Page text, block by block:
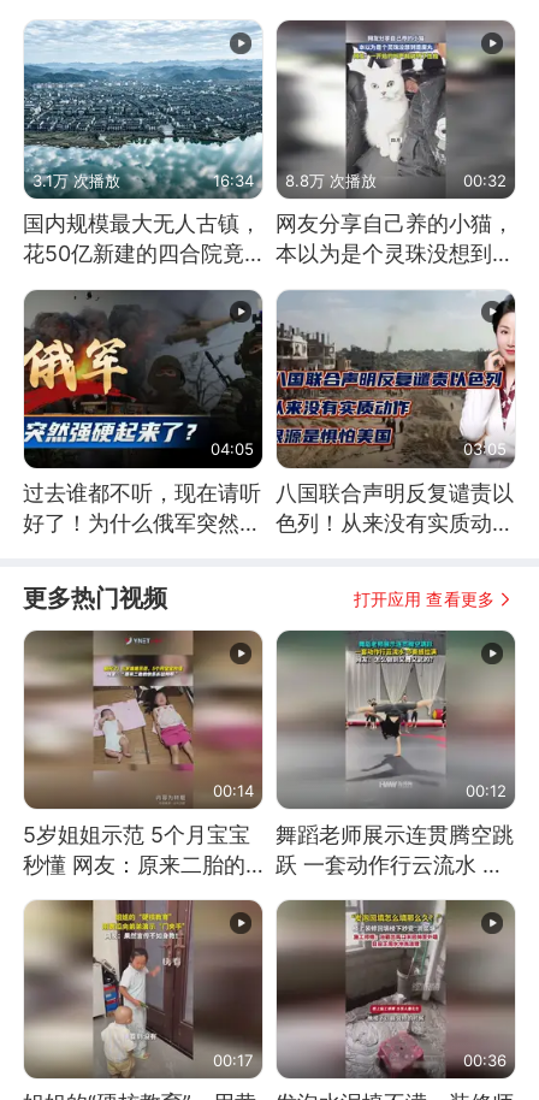
在过？
3.1万 次播放 16:34
国内规模最大无人古镇，
花50亿新建的四合院竟
8.8万 次播放 00:32
网友分享自己养的小猫，
本以为是个灵珠没想到是
04:05
过去谁都不听，现在请听
好了！为什么俄军突然强
03:05
八国联合声明反复谴责以
色列！从来没有实质动
更多热门视频 打开应用 查看更多
00:14
5岁姐姐示范 5个月宝宝
秒懂 网友：原来二胎的
快乐长这样
00:12
舞蹈老师展示连贯腾空跳
跃 一套动作行云流水 节
奏感拉满 网友：怎么做
到又舞又武的？
00:17 00:36